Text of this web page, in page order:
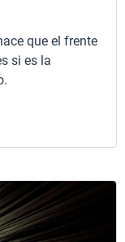
que el frente
si es la